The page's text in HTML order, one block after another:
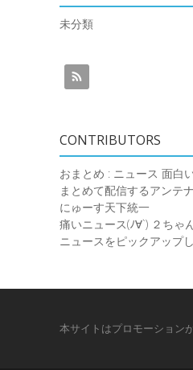
未分類
CONTRIBUTORS
おまとめ : ニュース 面白
まとめて配信するアンテ
にゅーす天下統一
痛いニュース(ﾉ∀`) ２ちゃ
ニュースをピックアップ
本サイトはプロモーション